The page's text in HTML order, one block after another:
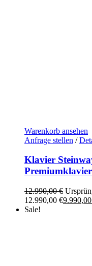
Warenkorb ansehen
Anfrage stellen /
Klavier
12.990,00€
12.990,00 €9.990,00
Sale!